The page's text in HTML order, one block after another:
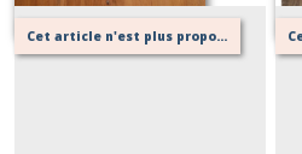
Cet article n'est plus proposé, retournez au menu principal ou contactez moi!